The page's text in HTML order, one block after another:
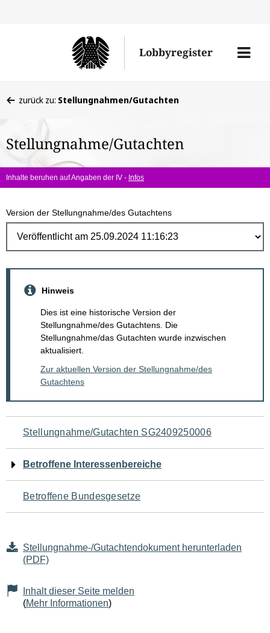
Lobbyregister
Menü
befinden
hier:
zurück zu: Stellungnahmen/Gutachten
Stellungnahme/Gutachten
Inhalte beruhen auf Angaben der IV - Infos
Version der Stellungnahme/des Gutachtens
Hinweis
Dies ist eine historische Version der
Stellungnahme/des Gutachtens. Die
Stellungnahme/das Gutachten wurde inzwischen
aktualisiert.
Zur aktuellen Version der Stellungnahme/des
Gutachtens
Navigation
für
den
Seiteninhalt
Stellungnahme/Gutachten SG2409250006
Betroffene Interessenbereiche
Betroffene Bundesgesetze
Stellungnahme-/Gutachtendokument herunterladen
(PDF)
Inhalt dieser Seite melden
(Mehr Informationen)